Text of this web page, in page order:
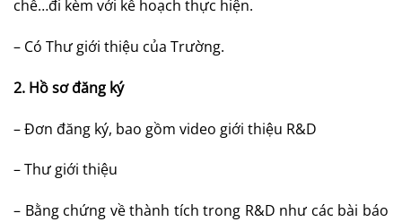
chế…đi kèm với kế hoạch thực hiện.
– Có Thư giới thiệu của Trường.
2. Hồ sơ đăng ký
– Đơn đăng ký, bao gồm video giới thiệu R&D
– Thư giới thiệu
– Bằng chứng về thành tích trong R&D như các bài báo